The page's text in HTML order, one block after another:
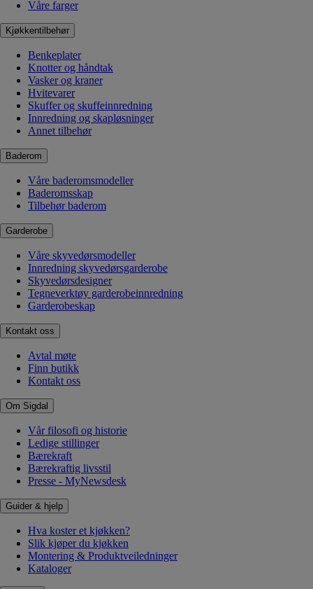
Våre farger
Kjøkkentilbehør
Benkeplater
Knotter og håndtak
Vasker og kraner
Hvitevarer
Skuffer og skuffeinnredning
Innredning og skapløsninger
Annet tilbehør
Baderom
Våre baderomsmodeller
Baderomsskap
Tilbehør baderom
Garderobe
Våre skyvedørsmodeller
Innredning skyvedørsgarderobe
Skyvedørsdesigner
Tegneverktøy garderobeinnredning
Garderobeskap
Kontakt oss
Avtal møte
Finn butikk
Kontakt oss
Om Sigdal
Vår filosofi og historie
Ledige stillinger
Bærekraft
Bærekraftig livsstil
Presse - MyNewsdesk
Guider & hjelp
Hva koster et kjøkken?
Slik kjøper du kjøkken
Montering & Produktveiledninger
Kataloger